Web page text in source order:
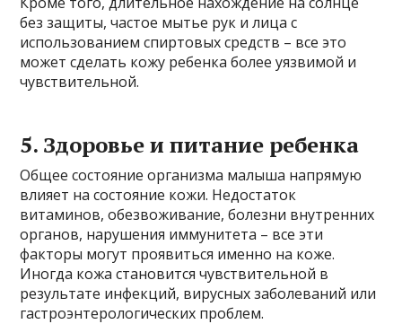
без защиты, частое мытье рук и лица с
использованием спиртовых средств – все это
может сделать кожу ребенка более уязвимой и
чувствительной.
5. Здоровье и питание ребенка
Общее состояние организма малыша напрямую
влияет на состояние кожи. Недостаток
витаминов, обезвоживание, болезни внутренних
органов, нарушения иммунитета – все эти
факторы могут проявиться именно на коже.
Иногда кожа становится чувствительной в
результате инфекций, вирусных заболеваний или
гастроэнтерологических проблем.